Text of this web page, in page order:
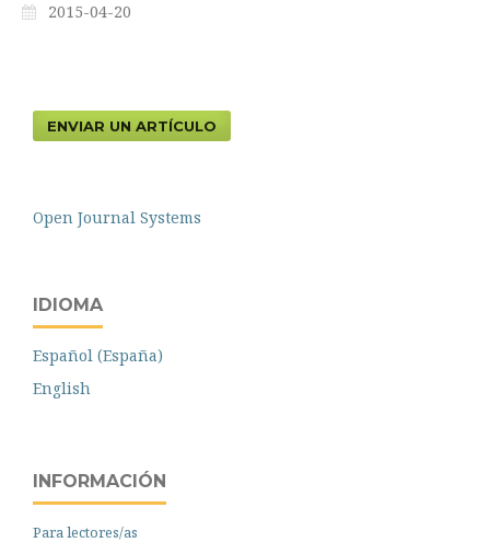
2015-04-20
ENVIAR UN ARTÍCULO
Open Journal Systems
IDIOMA
Español (España)
English
INFORMACIÓN
Para lectores/as